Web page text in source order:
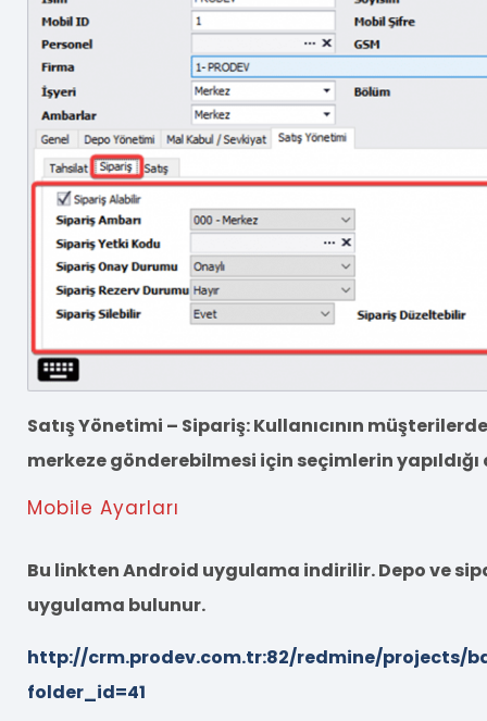
Satış Yönetimi – Sipariş: Kullanıcının
merkeze gönderebilmesi için seçimlerin yapıldığı
Mobile Ayarları
Bu linkten Android uygulama indirilir. Depo ve
uygulama bulunur.
http://crm.prodev.com.tr:82/redmine/projects/
folder_id=41